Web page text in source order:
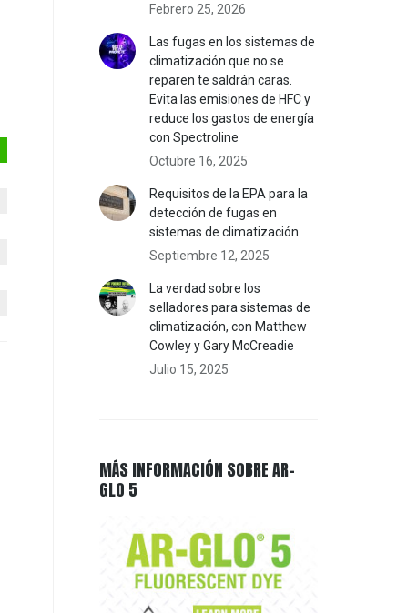
Febrero 25, 2026
Las fugas en los sistemas de
climatización que no se
reparen te saldrán caras.
Evita las emisiones de HFC y
reduce los gastos de energía
con Spectroline
Octubre 16, 2025
Requisitos de la EPA para la
detección de fugas en
sistemas de climatización
Septiembre 12, 2025
La verdad sobre los
selladores para sistemas de
climatización, con Matthew
Cowley y Gary McCreadie
Julio 15, 2025
MÁS INFORMACIÓN SOBRE AR-
GLO 5